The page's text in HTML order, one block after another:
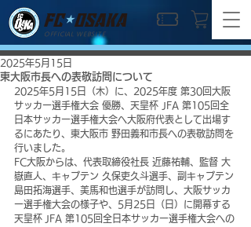
OFFICIAL WEBSITE
東大阪市長への表敬訪問について
2025年5月15日
2025年5月15日（木）に、2025年度 第30回大阪
サッカー選手権大会 優勝、天皇杯 JFA 第105回全
日本サッカー選手権大会へ大阪府代表として出場す
るにあたり、東大阪市 野田義和市長への表敬訪問を
行いました。
FC大阪からは、代表取締役社長 近藤祐輔、監督 大
嶽直人、キャプテン 久保吏久斗選手、副キャプテン
島田拓海選手、美馬和也選手が訪問し、大阪サッカ
ー選手権大会の様子や、5月25日（日）に開幕する
天皇杯 JFA 第105回全日本サッカー選手権大会への